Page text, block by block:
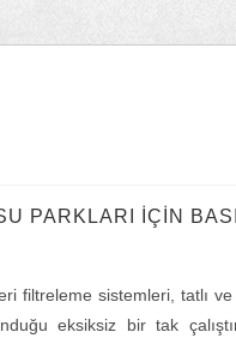
PARKLARI İÇİN
filtreleme sistemleri, tatlı ve
eksiksiz bir tak